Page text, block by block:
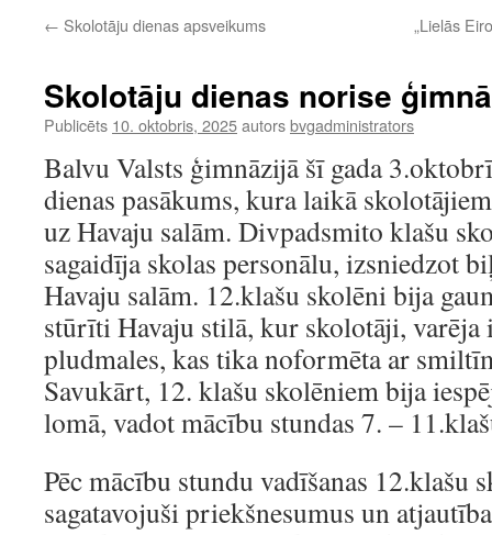
← Skolotāju dienas apsveikums „Lielās
Skolotāju dienas norise
Publicēts 10. oktobris, 2025autorsbvgadministrators
Balvu Valsts ģimnāzijā šī gada
dienas pasākums, kura laikā
uz Havaju salām. Divpadsmito klašu
sagaidīja skolas personālu, izsniedzot
Havaju salām. 12.klašu skolēni bija
stūrīti Havaju stilā, kur skolotāji,
pludmales, kas tika noformēta ar
Savukārt, 12. klašu skolēniem bija
lomā, vadot mācību stundas 7. –
Pēc mācību stundu vadīšanas 12.klašu
sagatavojuši priekšnesumus un